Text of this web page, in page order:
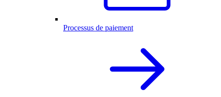
Processus de paiement